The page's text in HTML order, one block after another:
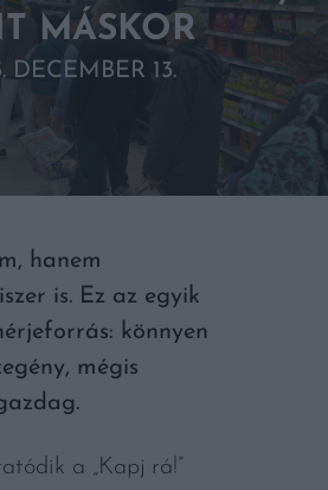
MÁSKOR
DECEMBER 13.
hanem
is. Ez az egyik
könnyen
mégis
a „Kapj rá!”